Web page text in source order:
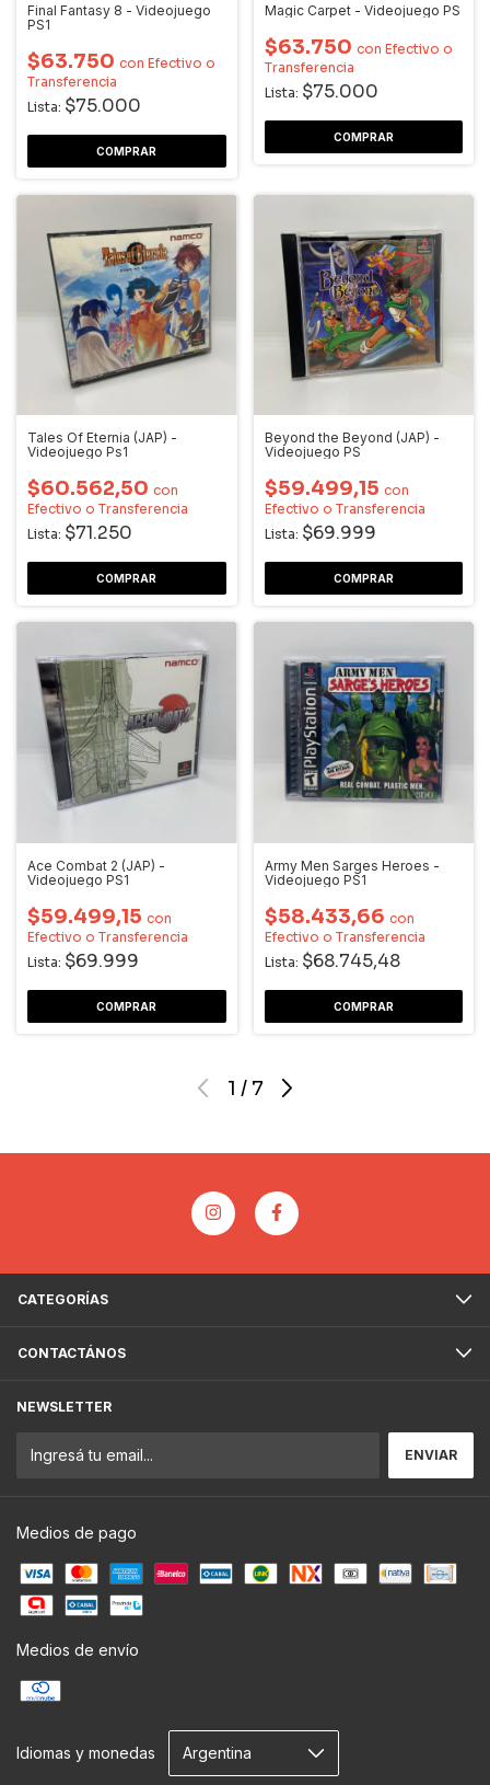
Final Fantasy 8 - Videojuego
PS1
$63.750 con Efectivo o
Transferencia
Lista: $75.000
Magic Carpet - Videojuego PS
$63.750 con Efectivo o
Transferencia
Lista: $75.000
Tales Of Eternia (JAP) -
Videojuego Ps1
$60.562,50 con
Efectivo o Transferencia
Lista: $71.250
Beyond the Beyond (JAP) -
Videojuego PS
$59.499,15 con
Efectivo o Transferencia
Lista: $69.999
Ace Combat 2 (JAP) -
Videojuego PS1
$59.499,15 con
Efectivo o Transferencia
Lista: $69.999
Army Men Sarges Heroes -
Videojuego PS1
$58.433,66 con
Efectivo o Transferencia
Lista: $68.745,48
1 / 7
CATEGORÍAS
CONTACTÁNOS
NEWSLETTER
Medios de pago
Medios de envío
Idiomas y monedas